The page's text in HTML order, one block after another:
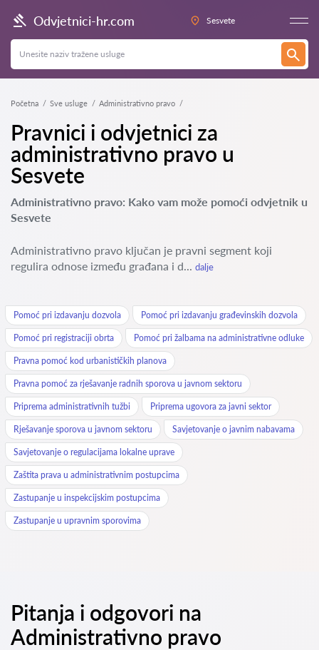
Odvjetnici-hr.com Sesvete
Početna Sve usluge Administrativno pravo
Pravnici i odvjetnici za
administrativno pravo u
Sesvete
Administrativno pravo: Kako vam može pomoći odvjetnik u
Sesvete
Administrativno pravo ključan je pravni segment koji
regulira odnose između građana i d... dalje
Pomoć pri izdavanju dozvola Pomoć pri izdavanju građevinskih dozvola
Pomoć pri registraciji obrta Pomoć pri žalbama na administrativne odluke
Pravna pomoć kod urbanističkih planova
Pravna pomoć za rješavanje radnih sporova u javnom sektoru
Priprema administrativnih tužbi Priprema ugovora za javni sektor
Rješavanje sporova u javnom sektoru Savjetovanje o javnim nabavama
Savjetovanje o regulacijama lokalne uprave
Zaštita prava u administrativnim postupcima
Zastupanje u inspekcijskim postupcima
Zastupanje u upravnim sporovima
Pitanja i odgovori na
Administrativno pravo